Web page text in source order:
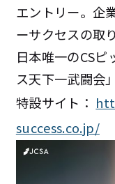
エントリー。企
ーサクセスの取
日本唯一のCS
ス天下一武闘会
特設サイト：
success.co.jp/